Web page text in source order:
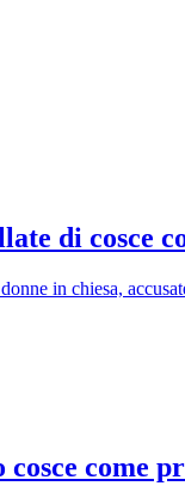
di cosce
in chiesa,
come